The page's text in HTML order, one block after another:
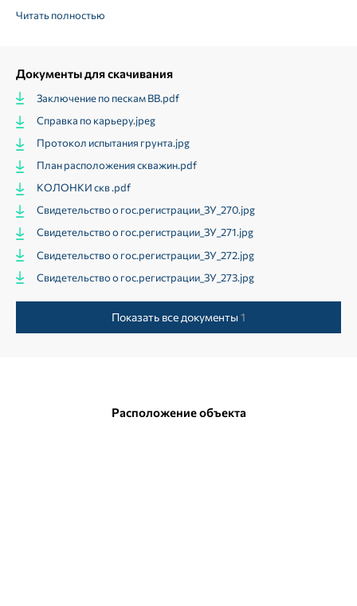
Читать полностью
Документы для скачивания
Заключение по пескам ВВ.pdf
Справка по карьеру.jpeg
Протокол испытания грунта.jpg
План расположения скважин.pdf
КОЛОНКИ скв .pdf
Свидетельство о гос.регистрации_ЗУ_270.jpg
Свидетельство о гос.регистрации_ЗУ_271.jpg
Свидетельство о гос.регистрации_ЗУ_272.jpg
Свидетельство о гос.регистрации_ЗУ_273.jpg
Показать все документы 1
Расположение объекта